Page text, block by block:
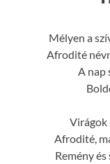
Mélyen a
Afrodité
A nap
Virágok
Afrodité,
Remény